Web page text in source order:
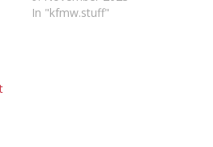
2024
In "kfmw.stuff"